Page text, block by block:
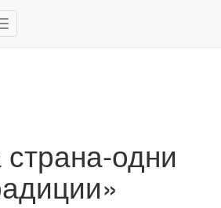
Переключить
навигацию
одни